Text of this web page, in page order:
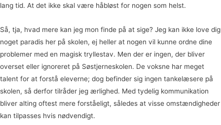
lang tid. At det ikke skal være håbløst for nogen som helst.
Så, tja, hvad mere kan jeg mon finde på at sige? Jeg kan ikke love dig
noget paradis her på skolen, ej heller at nogen vil kunne ordne dine
problemer med en magisk tryllestav. Men der er ingen, der bliver
overset eller ignoreret på Søstjerneskolen. De voksne har meget
talent for at forstå eleverne; dog befinder sig ingen tankelæsere på
skolen, så derfor tilråder jeg ærlighed. Med tydelig kommunikation
bliver alting oftest mere forståeligt, således at visse omstændigheder
kan tilpasses hvis nødvendigt.